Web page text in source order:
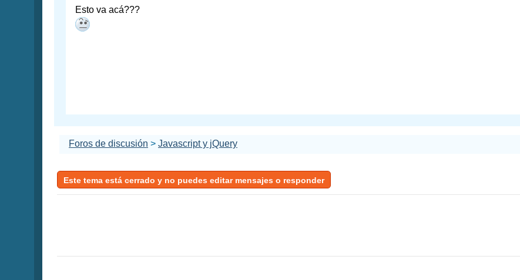
Esto va acá???
Foros de discusión > Javascript y jQuery
Este tema está cerrado y no puedes editar mensajes o responder